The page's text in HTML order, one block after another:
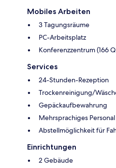
Mobiles Arbeiten
3 Tagungsräume
PC-Arbeitsplatz
Konferenzzentrum (166
Services
24-Stunden-Rezeption
Trockenreinigung/
Gepäckaufbewahrung
Mehrsprachiges Personal
Abstellmöglichkeit für
Einrichtungen
2 Gebäude